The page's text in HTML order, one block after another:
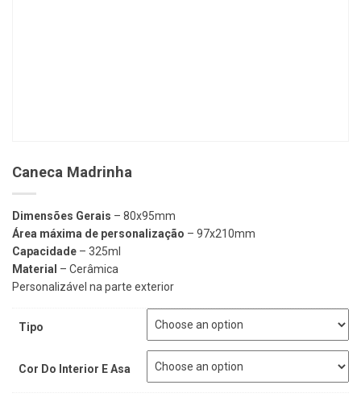
Caneca Madrinha
Dimensões Gerais – 80x95mm
Área máxima de personalização – 97x210mm
Capacidade – 325ml
Material – Cerâmica
Personalizável na parte exterior
Tipo
Cor Do Interior E Asa